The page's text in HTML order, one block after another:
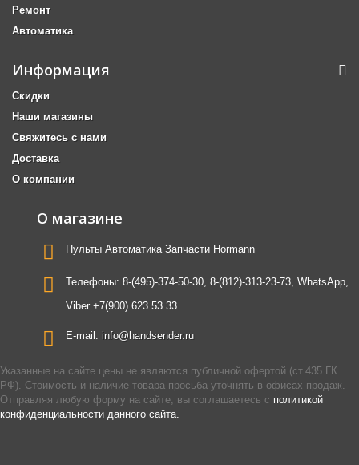
Ремонт
Автоматика
Информация
Скидки
Наши магазины
Свяжитесь с нами
Доставка
О компании
О магазине
Пульты Автоматика Запчасти Hormann
Телефоны: 8-(495)-374-50-30, 8-(812)-313-23-73, WhatsApp,
Viber +7(900) 623 53 33
E-mail: info@handsender.ru
Указанные на сайте цены не являются публичной офертой (ст.435 ГК
РФ). Стоимость и наличие товара просьба уточнять в офисах продаж.
Отправляя любую форму на сайте, вы соглашаетесь с политикой
конфиденциальности данного сайта.